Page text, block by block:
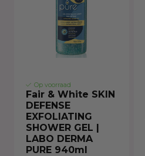
Op voorraad
Fair & White SKIN
DEFENSE
EXFOLIATING
SHOWER GEL |
LABO DERMA
PURE 940ml